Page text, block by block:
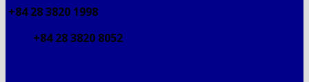
+84 28 3820 1998
+84 28 3820 8052